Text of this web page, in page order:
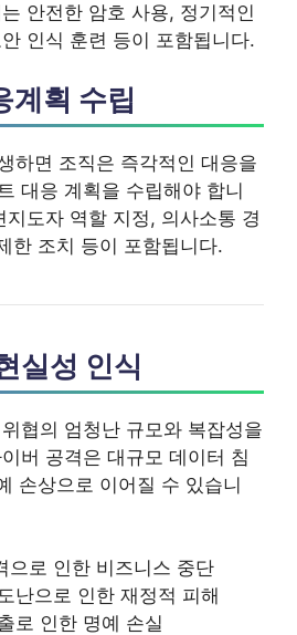
안전한 암호 사용, 정기적인
인식 훈련 등이 포함됩니다.
계획 수립
하면 조직은 즉각적인 대응을
대응 계획을 수립해야 합니
도자 역할 지정, 의사소통 경
한 조치 등이 포함됩니다.
실성 인식
협의 엄청난 규모와 복잡성을
버 공격은 대규모 데이터 침
손상으로 이어질 수 있습니
으로 인한 비즈니스 중단
난으로 인한 재정적 피해
로 인한 명예 손실